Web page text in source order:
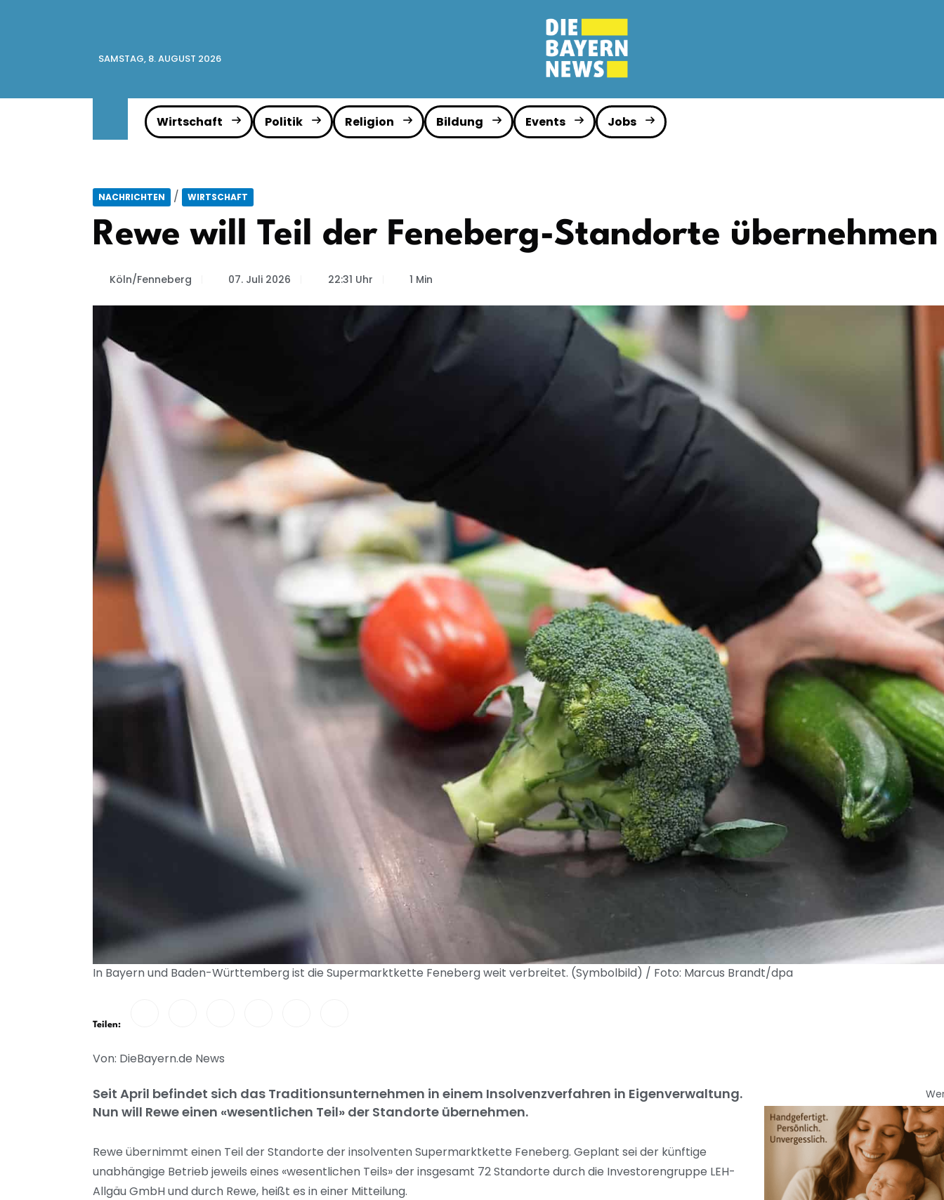
SAMSTAG, 8. AUGUST 2026
Wirtschaft Politik Religion Bildung Events Jobs
NACHRICHTEN / WIRTSCHAFT
Rewe will Teil der Feneberg-Standorte übernehmen
Köln/Fenneberg 07. Juli 2026 22:31 Uhr 1 Min
In Bayern und Baden-Württemberg ist die Supermarktkette Feneberg weit verbreitet. (Symbolbild) / Foto: Marcus Brandt/dpa
Teilen:
Von: DieBayern.de News
Seit April befindet sich das Traditionsunternehmen in einem Insolvenzverfahren in Eigenverwaltung.
Nun will Rewe einen «wesentlichen Teil» der Standorte übernehmen.
Rewe übernimmt einen Teil der Standorte der insolventen Supermarktkette Feneberg. Geplant sei der künftige
unabhängige Betrieb jeweils eines «wesentlichen Teils» der insgesamt 72 Standorte durch die Investorengruppe LEH-
Allgäu GmbH und durch Rewe, heißt es in einer Mitteilung.